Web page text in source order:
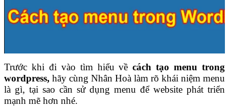
Trước khi đi vào tìm hiểu vềcách tạo menu trong
wordpress, hãy cùng Nhân Hoà làm rõ khái niệm menu
là gì, tại sao cần sử dụng menu để website phát triển
mạnh mẽ hơn nhé.